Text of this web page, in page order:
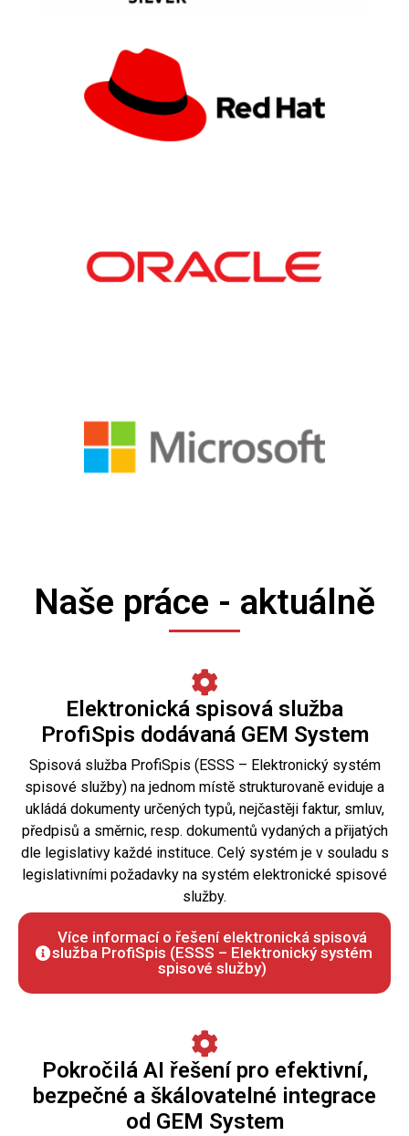
Naše práce - aktuálně
Elektronická spisová služba
ProfiSpis dodávaná GEM System
Spisová služba ProfiSpis (ESSS – Elektronický systém
spisové služby) na jednom místě strukturovaně eviduje a
ukládá dokumenty určených typů, nejčastěji faktur, smluv,
předpisů a směrnic, resp. dokumentů vydaných a přijatých
dle legislativy každé instituce. Celý systém je v souladu s
legislativními požadavky na systém elektronické spisové
služby.
Více informací o řešení elektronická spisová
služba ProfiSpis (ESSS – Elektronický systém
spisové služby)
Pokročilá AI řešení pro efektivní,
bezpečné a škálovatelné integrace
od GEM System